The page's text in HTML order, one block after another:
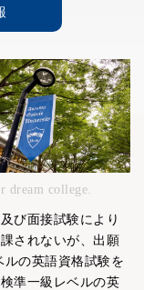
dream college.
び面接試験により
されないが、出願
の英語資格試験を
準一級レベルの英